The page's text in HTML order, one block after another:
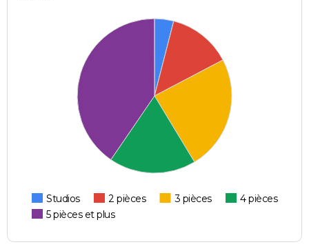
Studios 2 pièces 3 pièces
4 pièces
5 pièces et plus